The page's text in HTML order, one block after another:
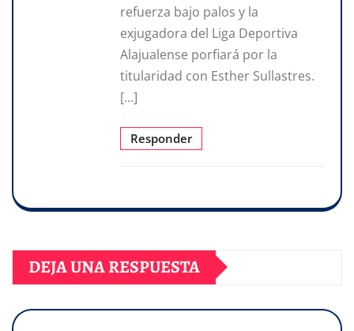
refuerza bajo palos y la
exjugadora del Liga Deportiva
Alajualense porfiará por la
titularidad con Esther Sullastres.
[…]
Responder
DEJA UNA RESPUESTA